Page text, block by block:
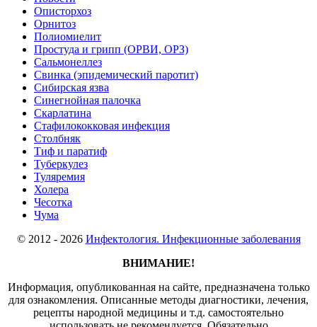
Описторхоз
Орнитоз
Полиомиелит
Простуда и грипп (ОРВИ, ОРЗ)
Сальмонеллез
Свинка (эпидемический паротит)
Сибирская язва
Синегнойная палочка
Скарлатина
Стафилококковая инфекция
Столбняк
Тиф и паратиф
Туберкулез
Туляремия
Холера
Чесотка
Чума
© 2012 - 2026 Инфектология. Инфекционные заболевания
ВНИМАНИЕ!
Информация, опубликованная на сайте, предназначена только
для ознакомления. Описанные методы диагностики, лечения,
рецепты народной медицины и т.д. самостоятельно